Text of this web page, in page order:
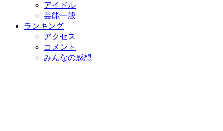
アイドル
芸能一般
ランキング
アクセス
コメント
みんなの感想